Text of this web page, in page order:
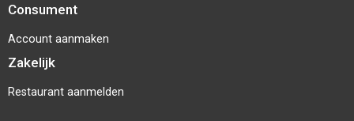
Consument
Account aanmaken
Zakelijk
Restaurant aanmelden